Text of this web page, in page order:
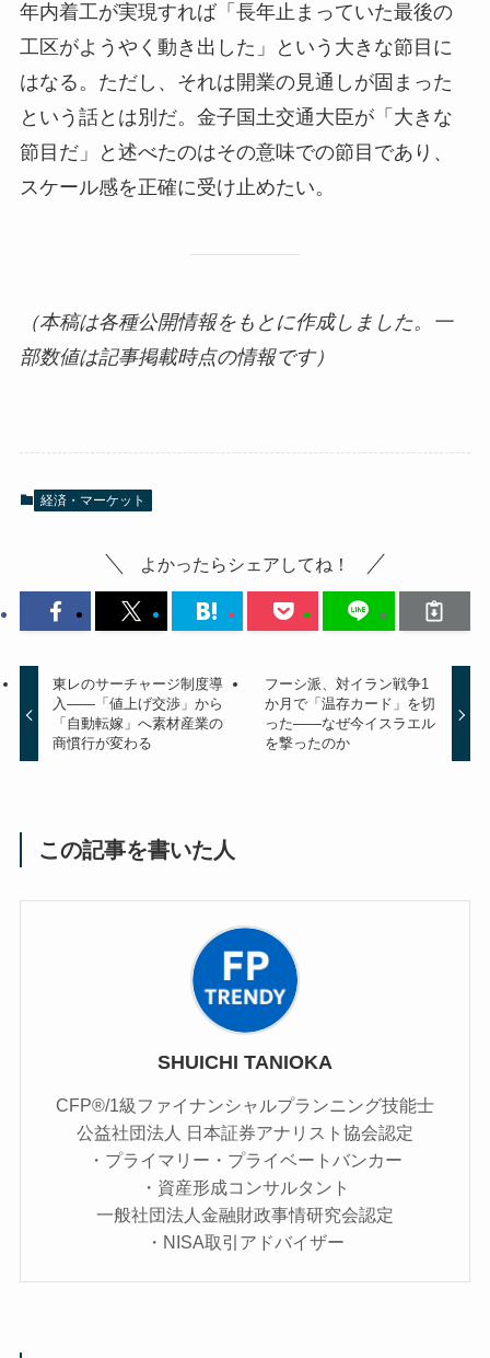
年内着工が実現すれば「長年止まっていた最後の
工区がようやく動き出した」という大きな節目に
はなる。ただし、それは開業の見通しが固まった
という話とは別だ。金子国土交通大臣が「大きな
節目だ」と述べたのはその意味での節目であり、
スケール感を正確に受け止めたい。
（本稿は各種公開情報をもとに作成しました。一
部数値は記事掲載時点の情報です）
経済・マーケット
よかったらシェアしてね！
東レのサーチャージ制度導
入——「値上げ交渉」から
「自動転嫁」へ素材産業の
商慣行が変わる
フーシ派、対イラン戦争1
か月で「温存カード」を切
った——なぜ今イスラエル
を撃ったのか
この記事を書いた人
SHUICHI TANIOKA
CFP®/1級ファイナンシャルプランニング技能士
公益社団法人 日本証券アナリスト協会認定
・プライマリー・プライベートバンカー
・資産形成コンサルタント
一般社団法人金融財政事情研究会認定
・NISA取引アドバイザー